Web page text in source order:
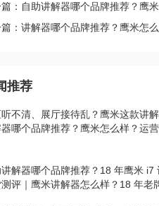
篇：自助讲解器哪个品牌推荐？鹰
：讲解器哪个品牌推荐？鹰米怎
推荐
不清、展厅接待乱？鹰米这款讲
哪个品牌推荐？鹰米怎么样？运
讲解器哪个品牌推荐？18 年鹰米 i7
评｜鹰米讲解器怎么样？18 年老